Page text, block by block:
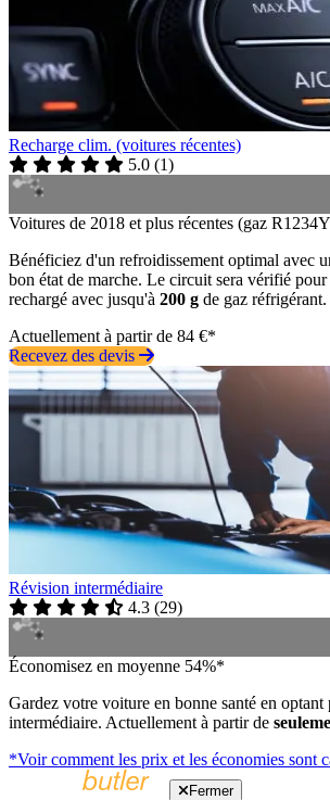
Recharge clim. (voitures récentes)
5.0 (1)
Voitures de 2018 et plus récentes (gaz
Bénéficiez d'un refroidissement optimal avec
bon état de marche. Le circuit sera vérifié
rechargé avec jusqu'à 200 g de gaz réfrigérant.
Actuellement à partir de 84 €*
Recevez des devis
Révision intermédiaire
4.3 (29)
Économisez en moyenne 54%*
Gardez votre voiture en bonne santé en
intermédiaire. Actuellement à partir de
*Voir comment les prix et les économies sont
Fermer